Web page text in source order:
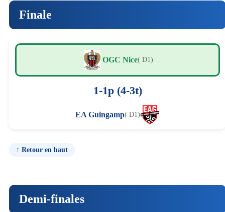
Finale
OGC Nice( D1)
1-1p (4-3t)
EA Guingamp( D1)
↑ Retour en haut
Demi-finales